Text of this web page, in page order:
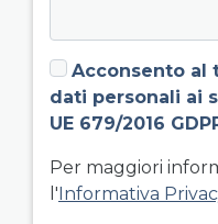
Acconsento al
dati personali ai
UE 679/2016
Per maggiori
l'Informativa